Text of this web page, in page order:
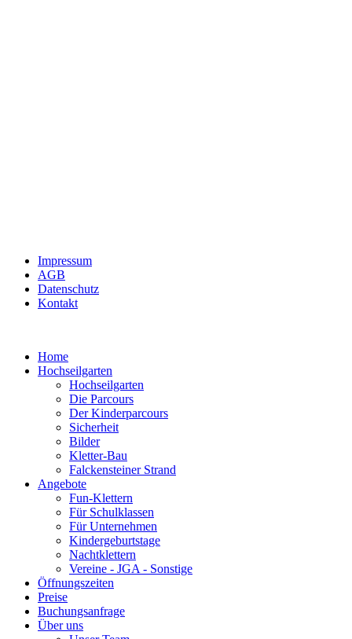
Impressum
AGB
Datenschutz
Kontakt
Home
Hochseilgarten
Hochseilgarten
Die Parcours
Der Kinderparcours
Sicherheit
Bilder
Kletter-Bau
Falckensteiner Strand
Angebote
Fun-Klettern
Für Schulklassen
Für Unternehmen
Kindergeburtstage
Nachtklettern
Vereine - JGA - Sonstige
Öffnungszeiten
Preise
Buchungsanfrage
Über uns